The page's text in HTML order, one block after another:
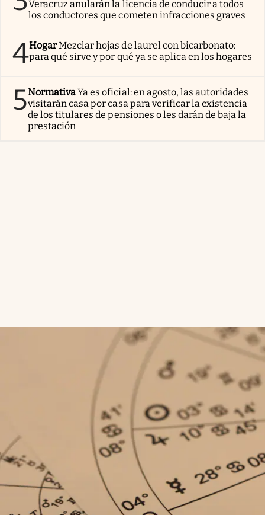
Veracruz anularán la licencia de conducir a todos
los conductores que cometen infracciones graves
4HogarMezclar hojas de laurel con bicarbonato:
para qué sirve y por qué ya se aplica en los hogares
5NormativaYa es oficial: en agosto, las autoridades
visitarán casa por casa para verificar la existencia
de los titulares de pensiones o les darán de baja la
prestación